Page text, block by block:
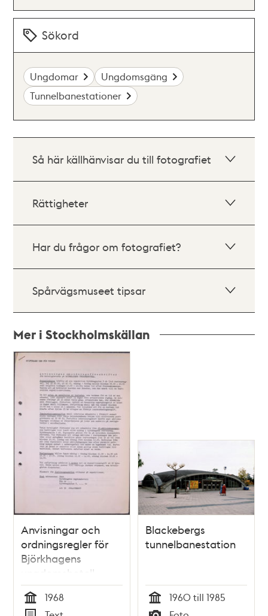
Sökord
Ungdomar
Ungdomsgäng
Tunnelbanestationer
Så här källhänvisar du till fotografiet
Rättigheter
Har du frågor om fotografiet?
Spårvägsmuseet tipsar
Mer i Stockholmskällan
Relaterade
poster
teman
Anvisningar och
ordningsregler för
Björkhagens
ungdomshotell
Tid
1968
Blackebergs
tunnelbanestation
Tid
1960 till 1985